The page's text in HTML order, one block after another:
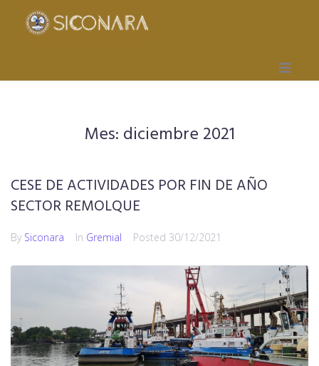
Mutual
Contacto
Mes: diciembre 2021
CESE DE ACTIVIDADES POR FIN DE AÑO
SECTOR REMOLQUE
By Siconara In Gremial Posted 30/12/2021